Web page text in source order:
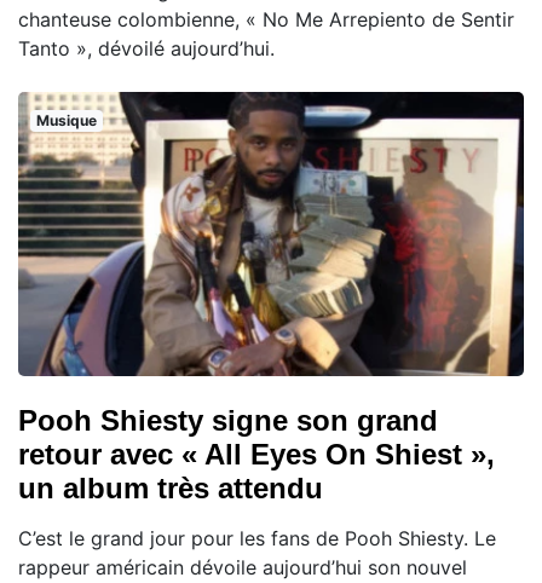
chanteuse colombienne, « No Me Arrepiento de Sentir
Tanto », dévoilé aujourd’hui.
Musique
Pooh Shiesty signe son grand
retour avec « All Eyes On Shiest »,
un album très attendu
C’est le grand jour pour les fans de Pooh Shiesty. Le
rappeur américain dévoile aujourd’hui son nouvel